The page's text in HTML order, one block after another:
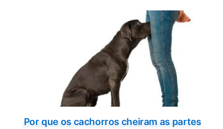
Por que os cachorros cheiram as partes